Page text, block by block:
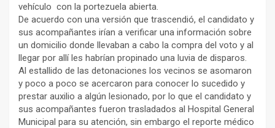
vehículo con la portezuela abierta.
De acuerdo con una versión que trascendió, el candidato y
sus acompañantes irían a verificar una información sobre
un domicilio donde llevaban a cabo la compra del voto y al
llegar por allí les habrían propinado una luvia de disparos.
Al estallido de las detonaciones los vecinos se asomaron
y poco a poco se acercaron para conocer lo sucedido y
prestar auxilio a algún lesionado, por lo que el candidato y
sus acompañantes fueron trasladados al Hospital General
Municipal para su atención, sin embargo el reporte médico